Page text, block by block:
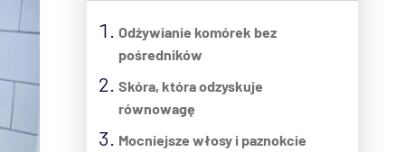
Odżywianie komórek bez
pośredników
Skóra, która odzyskuje
równowagę
Mocniejsze włosy i paznokcie